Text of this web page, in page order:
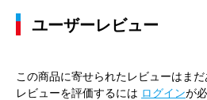
ユーザーレビュー
この商品に寄せられたレビューはまだ
レビューを評価するには ログインが